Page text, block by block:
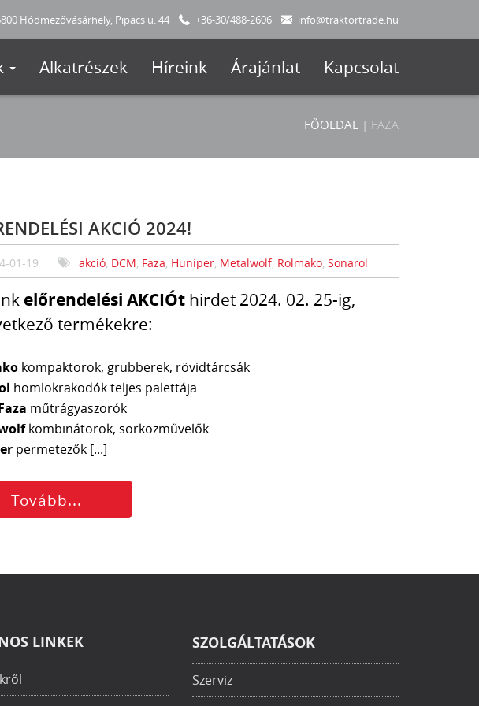
Hódmezővásárhely, Pipacs u. 44 +36-30/488-2606 info@traktortrade.hu
Alkatrészek Híreink Árajánlat Kapcsolat
FŐOLDAL | FAZA
AKCIÓ 2024!
01-19 akció, DCM, Faza, Huniper, Metalwolf, Rolmako,Sonarol
előrendelési AKCIÓt hirdet 2024. 02. 25-ig,
termékekre:
kompaktorok, grubberek, rövidtárcsák
homlokrakodók teljes palettája
műtrágyaszorók
kombinátorok, sorközművelők
permetezők [...]
Tovább...
LINKEK SZOLGÁLTATÁSOK
Szerviz